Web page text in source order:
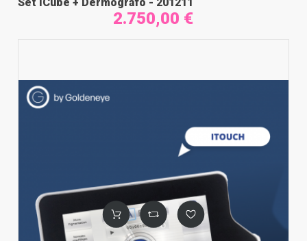
2.750,00 €